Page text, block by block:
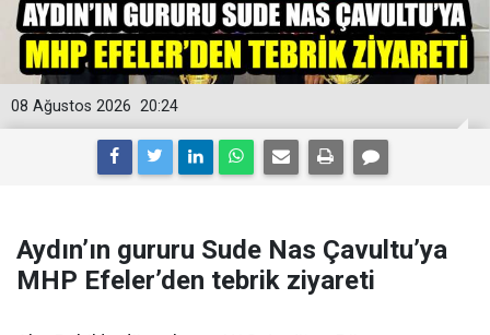
20:24
08 Ağustos 2026
Aydın’ın gururu Sude Nas Çavultu’ya
MHP Efeler’den tebrik ziyareti